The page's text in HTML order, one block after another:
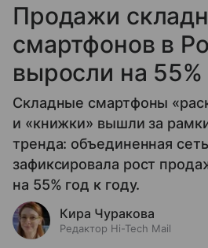
Продажи
смартфонов в
выросли на 55%
Складные смартфоны
и «книжки» вышли за
тренда: объединенная
зафиксировала рост
на 55% год к году.
Кира Чуракова
Редактор Hi-Tech Mail